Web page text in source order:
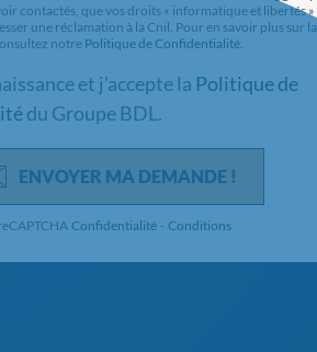
contactés, que vos droits « informatique et libertés »
une réclamation à la Cnil. Pour en savoir plus sur
notrePolitique de Confidentialité.
et j'accepte la Politique de
du Groupe BDL.
ENVOYER MA DEMANDE !
Confidentialité - Conditions